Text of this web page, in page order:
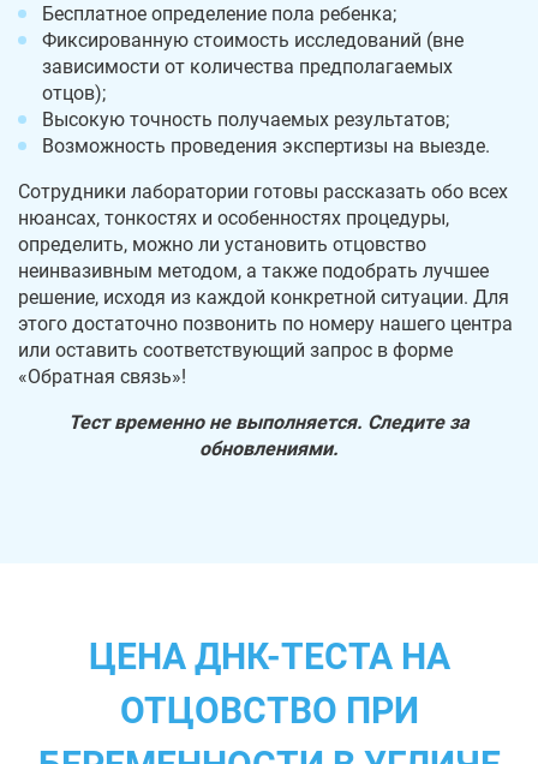
Бесплатное определение пола ребенка;
Фиксированную стоимость исследований (вне
зависимости от количества предполагаемых
отцов);
Высокую точность получаемых результатов;
Возможность проведения экспертизы на выезде.
Сотрудники лаборатории готовы рассказать обо всех
нюансах, тонкостях и особенностях процедуры,
определить, можно ли установить отцовство
неинвазивным методом, а также подобрать лучшее
решение, исходя из каждой конкретной ситуации. Для
этого достаточно позвонить по номеру нашего центра
или оставить соответствующий запрос в форме
«Обратная связь»!
Тест временно не выполняется. Следите за
обновлениями.
ЦЕНА ДНК-ТЕСТА НА
ОТЦОВСТВО ПРИ